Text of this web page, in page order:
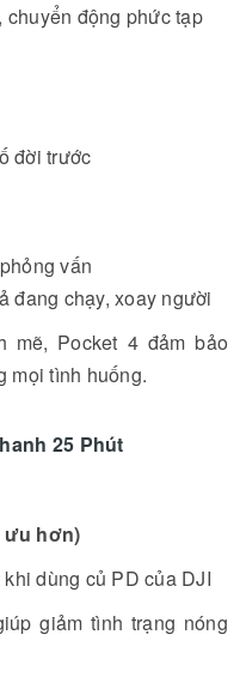
động phức tạp
đời trước
vấn
đang chạy, xoay người
mẽ, Pocket 4 đảm bảo
mọi tình huống.
25 Phút
ưu hơn)
khi dùng củ PD của DJI
giảm tình trạng nóng